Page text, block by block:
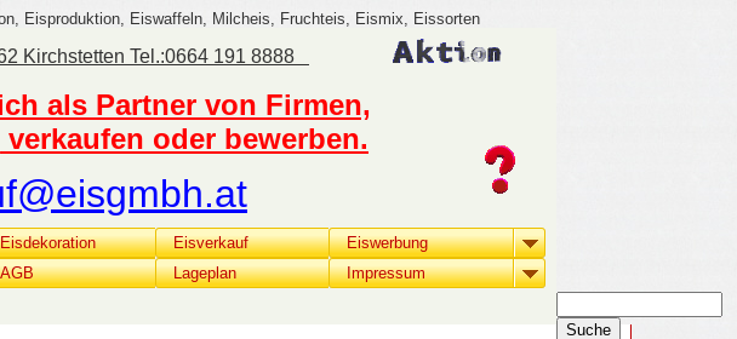
Eisproduktion, Eiswaffeln, Milcheis, Fruchteis, Eismix, Eissorten
Kirchstetten Tel.:0664 191 8888
als Partner von Firmen,
oder bewerben.
Eisdekoration Eisverkauf
Eiswerbung
AGB Lageplan
Impressum